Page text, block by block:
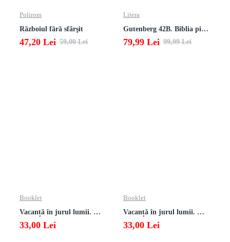
Polirom
Războiul fără sfârşit
47,20 Lei 59,00 Lei
Litera
Gutenberg 42B. Biblia pierduta
79,99 Lei 99,99 Lei
Booklet
Vacanță în jurul lumii. Matematică clasa a VII-a – EDIȚIA 2026
33,00 Lei
Booklet
Vacanță în jurul lumii. Matematică clasa a VI-a – EDIȚIA 2026
33,00 Lei